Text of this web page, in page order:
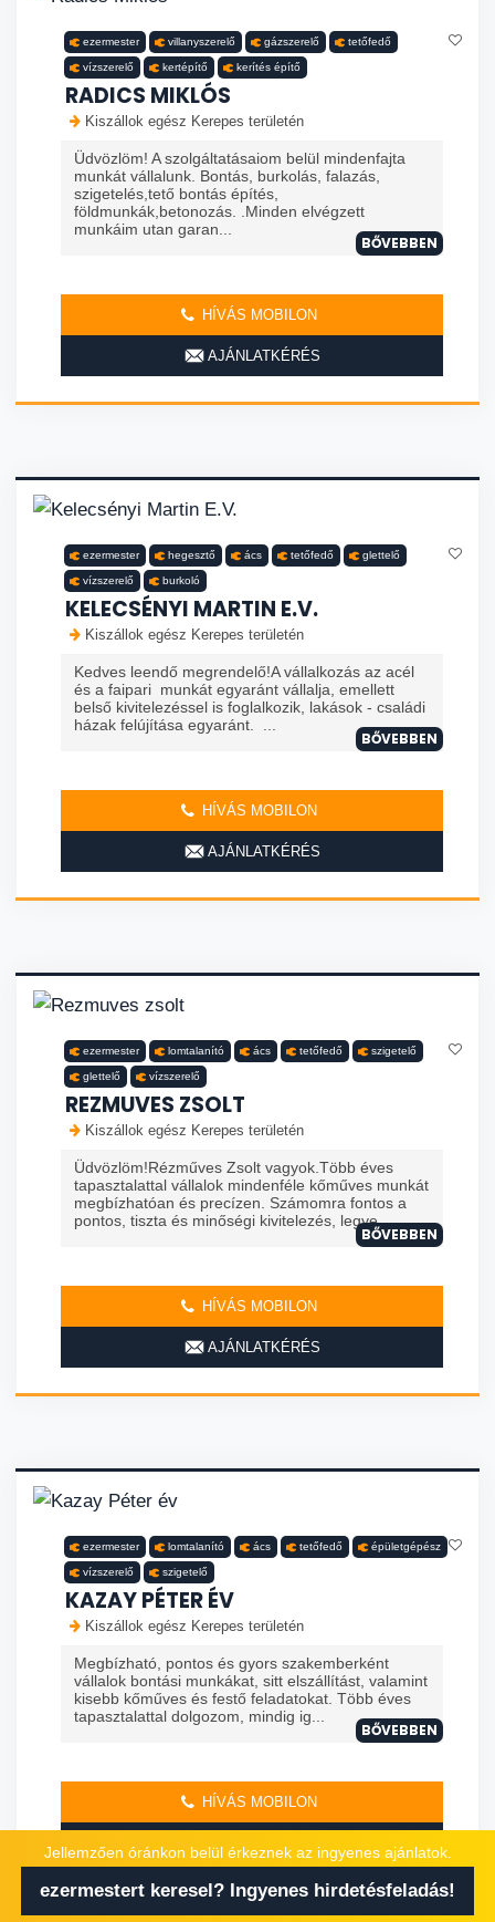
ezermester villanyszerelő gázszerelő tetőfedő
vízszerelő kertépítő kerítés építő
RADICS MIKLÓS
Kiszállok egész Kerepes területén
Üdvözlöm! A szolgáltatásaiom belül mindenfajta
munkát vállalunk. Bontás, burkolás, falazás,
szigetelés,tető bontás építés,
földmunkák,betonozás. .Minden elvégzett
munkáim utan garan...
BŐVEBBEN
HÍVÁS MOBILON
AJÁNLATKÉRÉS
ezermester hegesztő ács tetőfedő glettelő
vízszerelő burkoló
KELECSÉNYI MARTIN E.V.
Kiszállok egész Kerepes területén
Kedves leendő megrendelő!A vállalkozás az acél
és a faipari munkát egyaránt vállalja, emellett
belső kivitelezéssel is foglalkozik, lakások - családi
házak felújítása egyaránt. ...
BŐVEBBEN
HÍVÁS MOBILON
AJÁNLATKÉRÉS
ezermester lomtalanító ács tetőfedő szigetelő
glettelő vízszerelő
REZMUVES ZSOLT
Kiszállok egész Kerepes területén
Üdvözlöm!Rézműves Zsolt vagyok.Több éves
tapasztalattal vállalok mindenféle kőműves munkát
megbízhatóan és precízen. Számomra fontos a
pontos, tiszta és minőségi kivitelezés, legye...
BŐVEBBEN
HÍVÁS MOBILON
AJÁNLATKÉRÉS
ezermester lomtalanító ács tetőfedő épületgépész
vízszerelő szigetelő
KAZAY PÉTER ÉV
Kiszállok egész Kerepes területén
Megbízható, pontos és gyors szakemberként
vállalok bontási munkákat, sitt elszállítást, valamint
kisebb kőműves és festő feladatokat. Több éves
tapasztalattal dolgozom, mindig ig...
BŐVEBBEN
HÍVÁS MOBILON
AJÁNLATKÉRÉS
Jellemzően óránkon belül érkeznek az ingyenes ajánlatok.
ezermestert keresel? Ingyenes hirdetésfeladás!